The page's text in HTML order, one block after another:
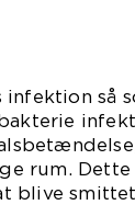
så
rum.
blive